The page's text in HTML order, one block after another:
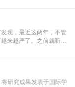
啥区别？这里说透：普
抄袭；AI查重查的是你
现，最近这两年，不管
来越严了。之前就听身
国内多数高校和核心期
助写作，必须明确标
研究成果发表于国际学